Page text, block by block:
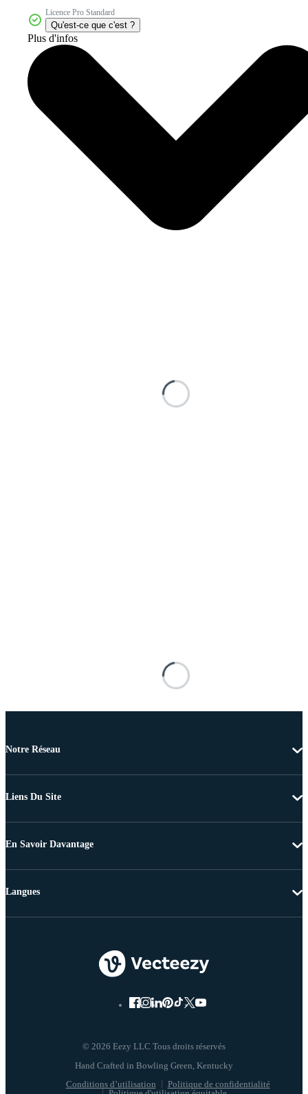
Licence Pro Standard
Qu'est-ce que c'est ?
Plus d'infos
Notre Réseau
Liens Du Site
En Savoir Davantage
© 2026 Eezy LLC Tous droits réservés
Conditions d’utilisation
Politique de confidentialité
Langues